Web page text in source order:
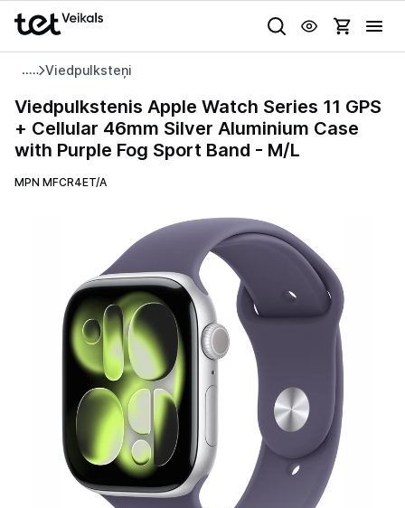
Uz kategorijam Uz galveno saturu
Viedpulksteņi
Pasūtījuma statuss
Izvēlies kāroto ierīci izdevīgāk!
TV un audio
Datortehnika
Telefoni, planšetdatori
Viedierīces
Viedpulksteņi un aproces
Globāls iestatījums animāciju aktivizēšanai vai deaktivizēšanai visā
Viedpulkstenis
Apple
Watch
Series
11 GPS
Aluminium
Purple
Band
Viedpulkstenis Apple Watch Series 11 GPS
+ Cellular 46mm Silver Aluminium Case
with Purple Fog Sport Band - M/L
MPN MFCR4ET/A